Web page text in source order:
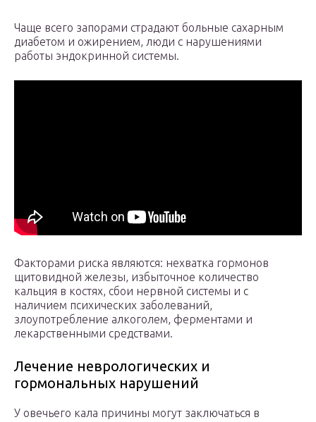
Чаще всего запорами страдают больные сахарным
диабетом и ожирением, люди с нарушениями
работы эндокринной системы.
Факторами риска являются: нехватка гормонов
щитовидной железы, избыточное количество
кальция в костях, сбои нервной системы и с
наличием психических заболеваний,
злоупотребление алкоголем, ферментами и
лекарственными средствами.
Лечение неврологических и
гормональных нарушений
У овечьего кала причины могут заключаться в